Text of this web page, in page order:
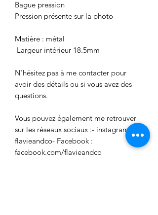
Bague pression
Pression présente sur la photo
Matière : métal
Largeur intérieur 18.5mm
N'hésitez pas à me contacter pour
avoir des détails ou si vous avez des
questions.
Vous pouvez également me retrouver
sur les réseaux sociaux :- instagram:
flavieandco- Facebook :
facebook.com/flavieandco